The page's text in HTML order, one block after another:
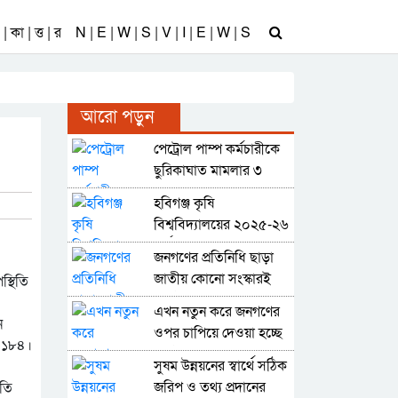
| ত্ত | র N | E | W | S | V | I | E | W | S
১৮৪।
আরো পড়ুন
পেট্রোল পাম্প কর্মচারীকে
ছুরিকাঘাত মামলার ৩
আসামি গ্রেফতার
হবিগঞ্জ কৃষি
বিশ্ববিদ্যালয়ের ২০২৫-২৬
অর্থবছরের ১৬ কোটি ৩৪
লাখ টাকার বাজেট ঘোষণা
জনগণের প্রতিনিধি ছাড়া
জাতীয় কোনো সংস্কারই
কার্যকর সম্ভব নয় : আব্দুল
কাইয়ুম চৌধুরী
এখন নতুন করে জনগণের
ওপর চাপিয়ে দেওয়া হচ্ছে
কর্তৃত্ববাদী শাসনব্যবস্থা :
কাইয়ুম চৌধুরী
সুষম উন্নয়নের স্বার্থে সঠিক
জরিপ ও তথ্য প্রদানের